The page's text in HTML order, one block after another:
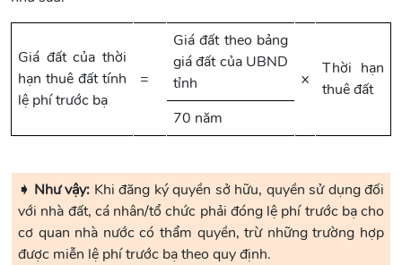
Giá đất của thời
hạn thuê đất tính
lệ phí trước bạ
=
Giá đất theo bảng
giá đất của UBND
tỉnh
x
Thời hạn
thuê đất
70 năm
➧ Như vậy: Khi đăng ký quyền sở hữu, quyền sử dụng đối
với nhà đất, cá nhân/tổ chức phải đóng lệ phí trước bạ cho
cơ quan nhà nước có thẩm quyền, trừ những trường hợp
được miễn lệ phí trước bạ theo quy định.